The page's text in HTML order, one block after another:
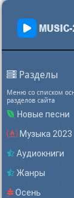
Разделы
Меню со списком
разделов сайта
Новые песни
Музыка 2023
Аудиокниги
Жанры
Осень